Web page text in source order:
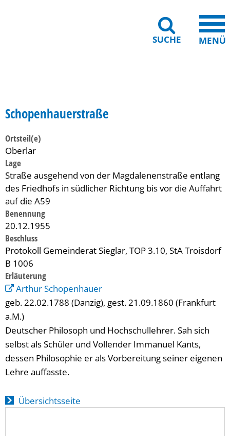
SUCHE MENÜ
Schopenhauerstraße
Ortsteil(e)
Oberlar
Lage
Straße ausgehend von der Magdalenenstraße entlang
des Friedhofs in südlicher Richtung bis vor die Auffahrt
auf die A59
Benennung
20.12.1955
Beschluss
Protokoll Gemeinderat Sieglar, TOP 3.10, StA Troisdorf
B 1006
Erläuterung
Arthur Schopenhauer
geb. 22.02.1788 (Danzig), gest. 21.09.1860 (Frankfurt
a.M.)
Deutscher Philosoph und Hochschullehrer. Sah sich
selbst als Schüler und Vollender Immanuel Kants,
dessen Philosophie er als Vorbereitung seiner eigenen
Lehre auffasste.
Übersichtsseite